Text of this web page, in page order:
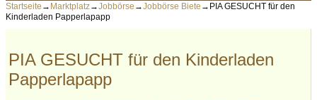
Startseite → Marktplatz→Jobbörse →Jobbörse Biete → PIA GESUCHT für den
Kinderladen Papperlapapp
PIA GESUCHT für den Kinderladen
Papperlapapp